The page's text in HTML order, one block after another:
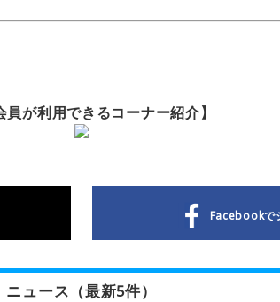
員が利用できるコーナー紹介】
Facebookで
ニュース（最新5件）